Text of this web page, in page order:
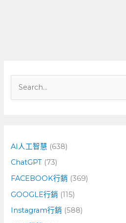
字
:
AI人工智慧 (638)
ChatGPT (73)
FACEBOOK行銷 (369)
GOOGLE行銷 (115)
Instagram行銷 (588)